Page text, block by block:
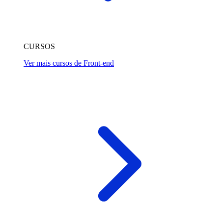
CURSOS
Ver mais cursos de Front-end